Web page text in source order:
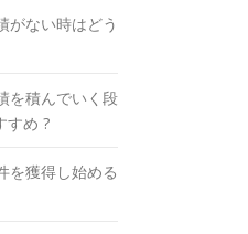
がない時はどう
を積んでいく段
すめ ?
を獲得し始める